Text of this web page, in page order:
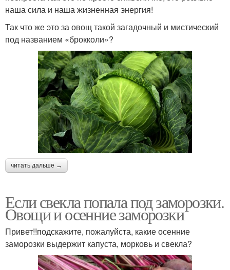
наша сила и наша жизненная энергия!
Так что же это за овощ такой загадочный и мистический
под названием «брокколи»?
читать дальше →
Если свекла попала под заморозки.
Овощи и осенние заморозки
Привет!!подскажите, пожалуйста, какие осенние
заморозки выдержит капуста, морковь и свекла?